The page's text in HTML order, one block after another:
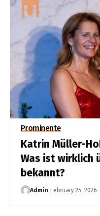
Prominente
Katrin Müller-
Was ist wirklich
bekannt?
Admin February 25, 2026